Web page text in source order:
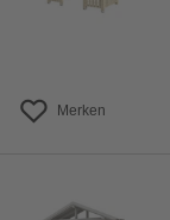
Merken